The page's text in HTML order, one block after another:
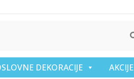
DEKORACIJE AKCIJE